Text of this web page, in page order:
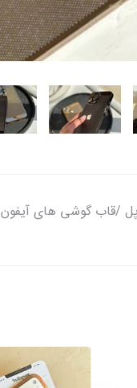
/قاب گوشی های آیفون